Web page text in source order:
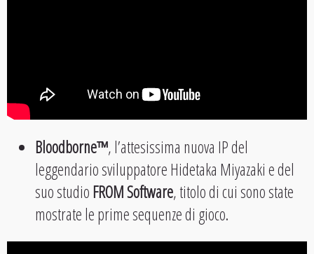
Bloodborne™, l’attesissima nuova IP del
leggendario sviluppatore Hidetaka Miyazaki e del
suo studioFROM Software, titolo di cui sono state
mostrate le prime sequenze di gioco.